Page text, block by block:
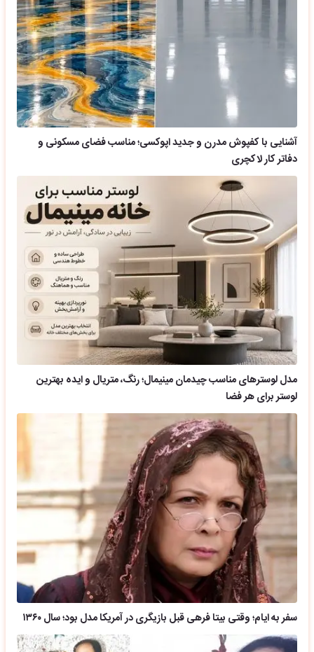
آشنایی با کفپوش مدرن و جدید اپوکسی؛ مناسب فضای مسکونی و
دفاتر کار لاکچری
مدل لوسترهای مناسب چیدمان مینیمال؛ رنگ، متریال و ایده بهترین
لوستر برای هر فضا
سفر به ایام؛ وقتی بیتا فرهی قبل بازیگری در آمریکا مدل بود؛ سال ۱۳۶۰